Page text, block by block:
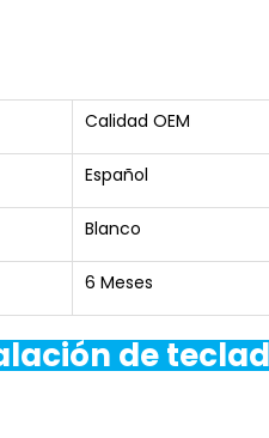
Calidad OEM
Español
Blanco
6 Meses
de